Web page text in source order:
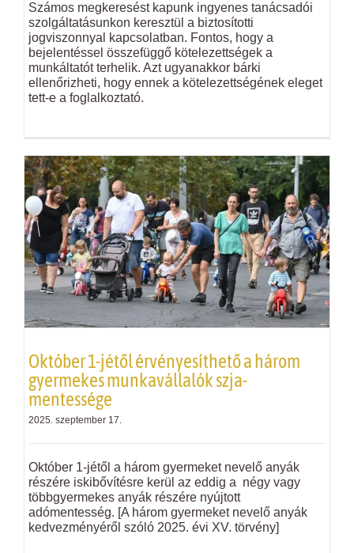
Számos megkeresést kapunk ingyenes tanácsadói
szolgáltatásunkon keresztül a biztosítotti
jogviszonnyal kapcsolatban. Fontos, hogy a
bejelentéssel összefüggő kötelezettségek a
munkáltatót terhelik. Azt ugyanakkor bárki
ellenőrizheti, hogy ennek a kötelezettségének eleget
tett-e a foglalkoztató.
Október 1-jétől érvényesíthető a három
gyermekes munkavállalók szja-
mentessége
2025. szeptember 17.
Október 1-jétől a három gyermeket nevelő anyák
részére iskibővítésre kerül az eddig a négy vagy
többgyermekes anyák részére nyújtott
adómentesség. [A három gyermeket nevelő anyák
kedvezményéről szóló 2025. évi XV. törvény]